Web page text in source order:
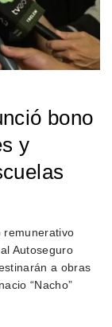
bono
y
remunerativo
Autoseguro
a obras
“Nacho”